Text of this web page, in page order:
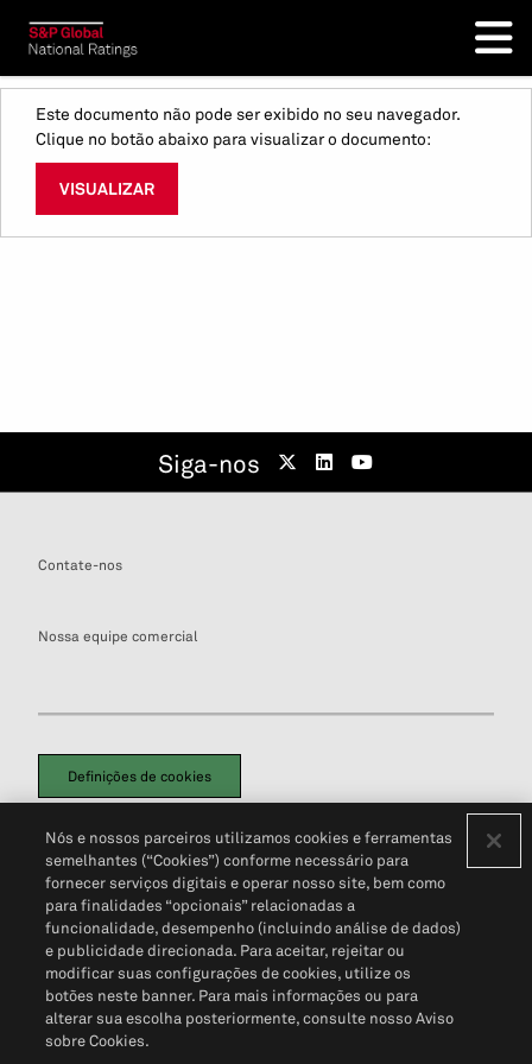
Este documento não pode ser exibido no seu navegador.
Clique no botão abaixo para visualizar o documento:
VISUALIZAR
Siga-nos
Contate-nos
Nossa equipe comercial
Definições de cookies
Política de PrivacidadePortal de privacidade do cliente (em inglês)
Não Venda Minhas Informações Pessoais© 2026 S&P Global
Nós e nossos parceiros utilizamos cookies e ferramentas
semelhantes (“Cookies”) conforme necessário para
fornecer serviços digitais e operar nosso site, bem como
para finalidades “opcionais” relacionadas a
funcionalidade, desempenho (incluindo análise de dados)
e publicidade direcionada. Para aceitar, rejeitar ou
modificar suas configurações de cookies, utilize os
botões neste banner. Para mais informações ou para
alterar sua escolha posteriormente, consulte nosso Aviso
sobre Cookies.